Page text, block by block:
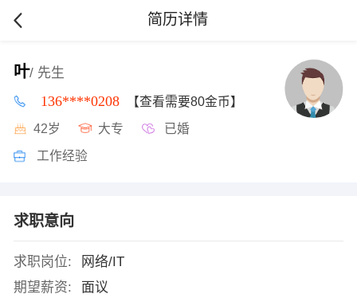
简历详情
叶/ 先生
136****0208 【查看需要80金币】
42岁 大专 已婚
工作经验
求职意向
求职岗位:
网络/IT
期望薪资:
面议